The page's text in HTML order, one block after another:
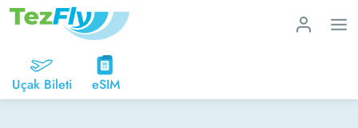
Uçak Bileti eSIM